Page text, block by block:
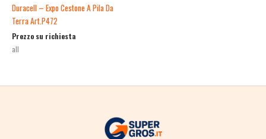
Duracell – Expo Cestone A Pila Da
Terra Art.P472
Prezzo su richiesta
all